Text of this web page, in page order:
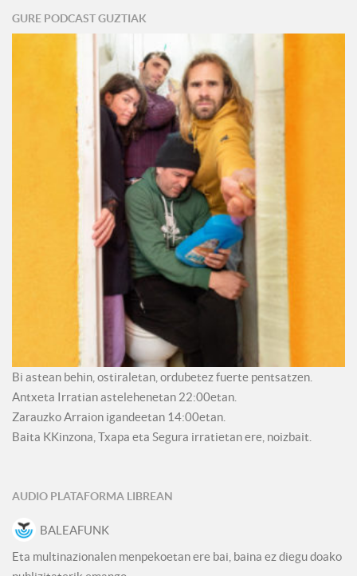
GURE PODCAST GUZTIAK
Bi astean behin, ostiraletan, ordubetez fuerte pentsatzen.
Antxeta Irratian astelehenetan 22:00etan.
Zarauzko Arraion igandeetan 14:00etan.
Baita KKinzona, Txapa eta Segura irratietan ere, noizbait.
AUDIO PLATAFORMA LIBREAN
BALEAFUNK
Eta multinazionalen menpekoetan ere bai, baina ez diegu doako